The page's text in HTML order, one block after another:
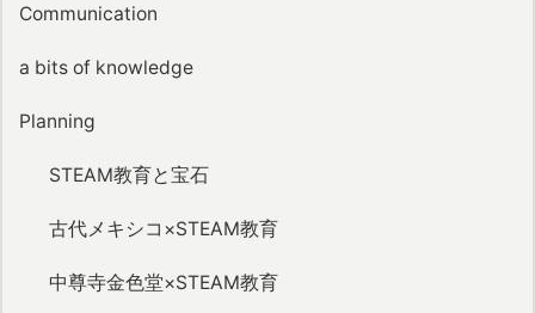
Communication
a bits of knowledge
Planning
STEAM教育と宝石
古代メキシコ×STEAM教育
中尊寺金色堂×STEAM教育